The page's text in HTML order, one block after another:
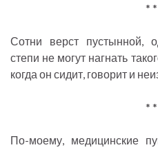
*
Сотни верст пустынной,
степи не могут нагнать
когда он сидит, говорит и
*
По-моему, медицинские